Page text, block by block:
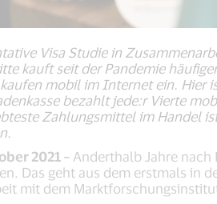
Visa Studie in
kauft seit der Pandemie
mobil im Internet ein. Hier
bezahlt jede:r Vierte
Zahlungsmittel im Handel
2021 – Anderthalb Jahre
Das geht aus dem erstmals in
mit dem